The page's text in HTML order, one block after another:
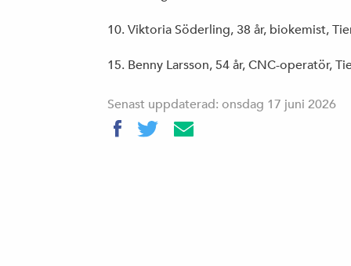
10. Viktoria Söderling, 38 år, biokemist,
15. Benny Larsson, 54 år, CNC-operatör,
Senast uppdaterad: onsdag 17 juni 2026